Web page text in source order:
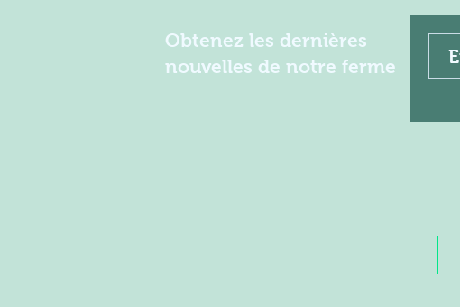
Obtenez les dernières
nouvelles de notre ferme